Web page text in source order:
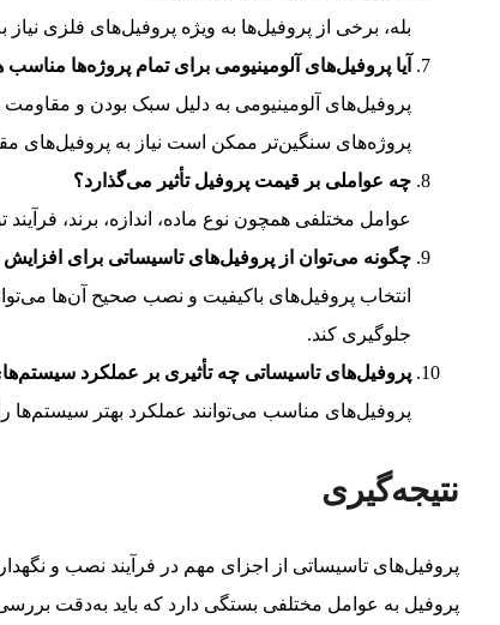
بله، برخی از پروفیل‌ها به ویژه پروفیل‌های فلزی
آیا پروفیل‌های آلومینیومی برای تمام پروژه‌ها
پروفیل‌های آلومینیومی به دلیل سبک بودن و
پروژه‌های سنگین‌تر ممکن است نیاز به پروفیل‌های
چه عواملی بر قیمت پروفیل تأثیر می‌گذارد؟
عوامل مختلفی همچون نوع ماده، اندازه، برند،
چگونه می‌توان از پروفیل‌های تاسیساتی برای
انتخاب پروفیل‌های باکیفیت و نصب صحیح آن‌ها
جلوگیری کند.
پروفیل‌های تاسیساتی چه تأثیری بر عملکرد
پروفیل‌های مناسب می‌توانند عملکرد بهتر سیستم‌ها
نتیجه‌گیری
پروفیل‌های تاسیساتی از اجزای مهم در فرآیند نصب و
پروفیل به عوامل مختلفی بستگی دارد که باید به‌دقت